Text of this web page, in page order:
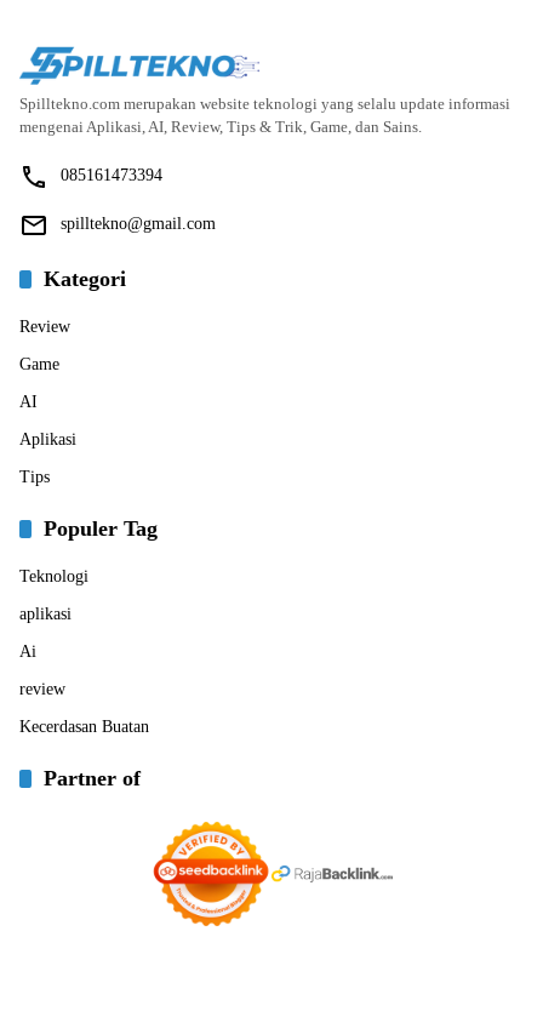
Spilltekno.com merupakan website teknologi yang selalu update informasi
mengenai Aplikasi, AI, Review, Tips & Trik, Game, dan Sains.
085161473394
spilltekno@gmail.com
Kategori
Review
Game
AI
Aplikasi
Tips
Populer Tag
Teknologi
aplikasi
Ai
review
Kecerdasan Buatan
Partner of